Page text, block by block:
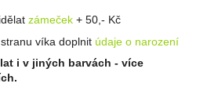
zámeček + 50,- Kč
víka doplnit údaje o narození
i v jiných barvách - více